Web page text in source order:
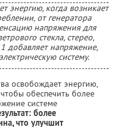
энергию, когда возникает
от генератора
напряжения для
стекла, стерео,
добавляет напряжение,
систему.
освобождает энергию,
обеспечить более
системе
более
что улучшит